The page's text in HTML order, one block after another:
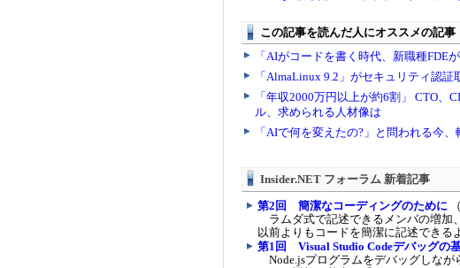
Insider.NET フォーラム 新着記事
第2回 簡潔なコーディングのために
ラムダ式で記述できるメンバの増加
以前よりもコードを簡潔に記述できる
第1回 Visual Studio Codeデバッグの
Node.jsプログラムをデバッグしなが